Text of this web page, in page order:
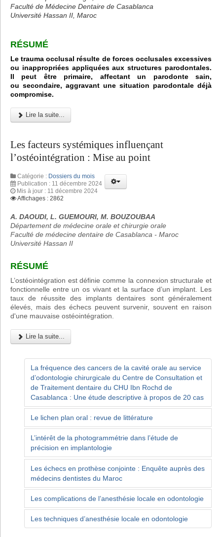
Faculté de Médecine Dentaire de Casablanca
Université Hassan II, Maroc
RÉSUMÉ
Le trauma occlusal résulte de forces occlusales excessives
ou inappropriées appliquées aux structures parodontales.
Il peut être primaire, affectant un parodonte sain,
ou secondaire, aggravant une situation parodontale déjà
compromise.
Lire la suite...
Les facteurs systémiques influençant
l’ostéointégration : Mise au point
Catégorie : Dossiers du mois
Publication : 11 décembre 2024
Mis à jour : 11 décembre 2024
Affichages : 2862
A. DAOUDI, L. GUEMOURI, M. BOUZOUBAA
Département de médecine orale et chirurgie orale
Faculté de médecine dentaire de Casablanca - Maroc
Université Hassan II
RÉSUMÉ
L’ostéointégration est définie comme la connexion structurale et
fonctionnelle entre un os vivant et la surface d’un implant. Les
taux de réussite des implants dentaires sont généralement
élevés, mais des échecs peuvent survenir, souvent en raison
d'une mauvaise ostéointégration.
Lire la suite...
La fréquence des cancers de la cavité orale au service
d’odontologie chirurgicale du Centre de Consultation et
de Traitement dentaire du CHU Ibn Rochd de
Casablanca : Une étude descriptive à propos de 20 cas
Le lichen plan oral : revue de littérature
L’intérêt de la photogrammétrie dans l’étude de
précision en implantologie
Les échecs en prothèse conjointe : Enquête auprès des
médecins dentistes du Maroc
Les complications de l’anesthésie locale en odontologie
Les techniques d’anesthésie locale en odontologie